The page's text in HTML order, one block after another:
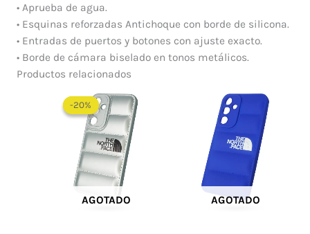
• Aprueba de agua.
• Esquinas reforzadas Antichoque con borde de silicona.
• Entradas de puertos y botones con ajuste exacto.
• Borde de cámara biselado en tonos metálicos.
Productos relacionados
-20%
AGOTADO
-20%
precio
original
era:
$ 60.000.
AGOTADO